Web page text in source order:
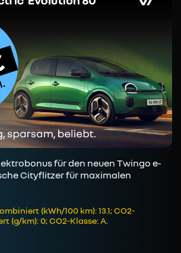
für den neuen Twingo e-
Cityflitzer für maximalen
(kWh/100 km): 13.1; CO2-
(g/km): 0; CO2-Klasse: A.